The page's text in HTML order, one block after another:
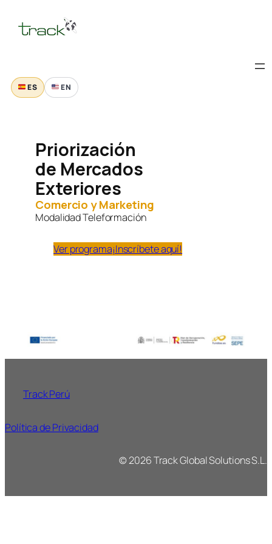
contenido
ES EN
Priorización
de Mercados
Exteriores
Comercio y Marketing
Modalidad Teleformación
Ver programa¡Inscríbete aquí!
Track Perú
Política de Privacidad
© 2026 Track Global Solutions S.L.